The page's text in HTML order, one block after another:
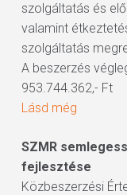
szolgáltatás és
valamint
szolgáltatás
A beszerzés
953.744.362,- Ft
Lásd még
SZMR
fejlesztése
Közbeszerzési